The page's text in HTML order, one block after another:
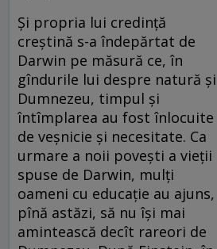
Și propria lui credință
creștină s-a îndepărtat de
Darwin pe măsură ce, în
gîndurile lui despre natură și
Dumnezeu, timpul și
întîmplarea au fost înlocuite
de veșnicie și necesitate. Ca
urmare a noii povești a vieții
spuse de Darwin, mulți
oameni cu educație au ajuns,
pînă astăzi, să nu își mai
amintească decît rareori de